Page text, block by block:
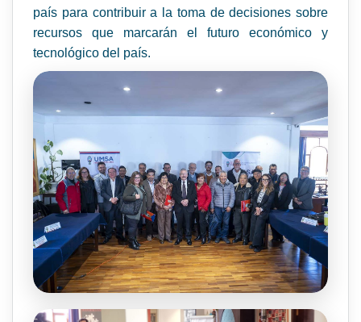
país para contribuir a la toma de decisiones sobre
recursos que marcarán el futuro económico y
tecnológico del país.